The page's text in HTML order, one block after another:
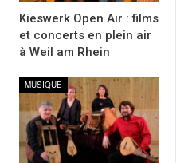
Kieswerk Open Air : films
et concerts en plein air
à Weil am Rhein
MUSIQUE